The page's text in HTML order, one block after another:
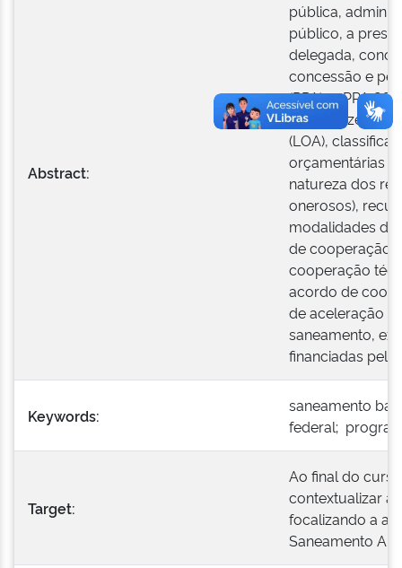
Abstract:
pública,
público, a
delegada,
concessão e
(PPA), o PPA
de diretrizes
(LOA),
orçamentárias
natureza dos
onerosos),
modalidades de
de cooperação
cooperação
acordo de
de aceleração
saneamento,
financiadas pelo
Keywords:
saneamento
federal;
Target:
Ao final do
contextualizar a
focalizando a
Saneamento